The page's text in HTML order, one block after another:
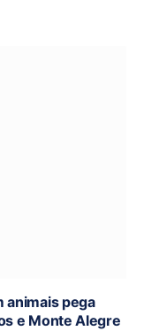
animais pega
e Monte Alegre